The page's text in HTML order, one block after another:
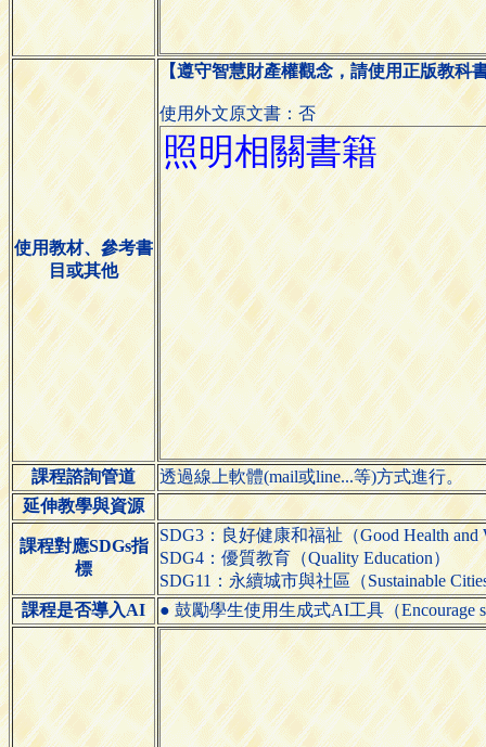
使用教材、參考書
目或其他
【遵守智慧財產權觀念，請使用正版教科
使用外文原文書：否
課程諮詢管道
透過線上軟體(mail或line...等)方式進行。
延伸教學與資源
課程對應SDGs指
標
SDG3：良好健康和福祉（Good Health and
SDG4：優質教育（Quality Education）
SDG11：永續城市與社區（Sustainable
課程是否導入AI
● 鼓勵學生使用生成式AI工具（Encourage